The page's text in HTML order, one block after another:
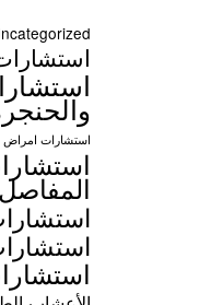
استشارات امراض
المفاصل